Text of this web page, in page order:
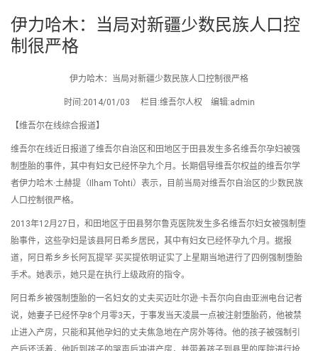
伊力哈木：当局对新疆少数民族人口控
制很严格
伊力哈木：当局对新疆少数民族人口控制很严格
时间:2014/01/03 栏目:维吾尔人权 编辑:admin
【维吾尔在线综合报道】
维吾尔在线近日报道了维吾尔自治区和田地区于田县发生多名维吾尔孕妇被强
制堕胎的事件，其中有妇女已经怀孕九个月。长期倡导维吾尔权益的维吾尔学
者伊力哈木·土赫提（Ilham Tohti）表示，目前当局对维吾尔自治区的少数民族
人口控制很严格。
2013年12月27日，和田地区于田县努尔鲁克医院发生多名维吾尔妇女被强制堕
胎事件，这些孕妇是该县阿日希乡居民，其中有妇女已经怀孕九个月。据报
道，阿日希乡乡长阿瓦提罕·买买提依明证实了上星期当地进行了四例强制堕胎
手术。她表示，她只是在执行上级政府的指令。
阿日希乡被强制堕胎的一名妇女的丈夫买迈吐尔逊·卡吾尔向自由亚洲电台记者
说，她妻子已经怀孕8个月零3天，于事发当天凌晨一点被注射堕胎药，他被禁
止进入产房，只能和其他孕妇的丈夫焦急地在产房外等待。他的孩子被强制引